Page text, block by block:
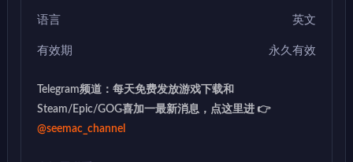
语言 英文
有效期 永久有效
Telegram频道：每天免费发放游戏下载和
Steam/Epic/GOG喜加一最新消息，点这里进 👉
@seemac_channel